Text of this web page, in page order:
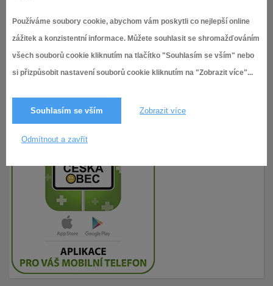
Používáme soubory cookie, abychom vám poskytli co nejlepší online
zážitek a konzistentní informace. Můžete souhlasit se shromažďováním
všech souborů cookie kliknutím na tlačítko "Souhlasím se vším" nebo
si přizpůsobit nastavení souborů cookie kliknutím na "Zobrazit více"...
Souhlasím se vším Zobrazit více
Odmítnout a zavřít